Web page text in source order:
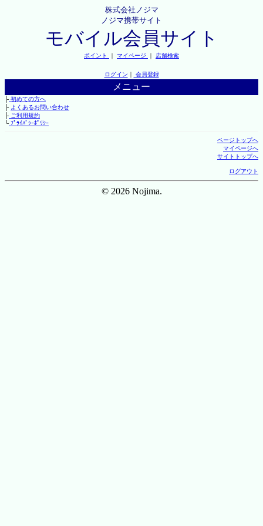
株式会社ノジマ
ノジマ携帯サイト
モバイル会員サイト
ポイント ｜ マイページ ｜ 店舗検索
ログイン ｜ 会員登録
メニュー
├初めての方へ
├ よくあるお問い合わせ
├ご利用規約
└ﾌﾟﾗｲﾊﾞｼｰﾎﾟﾘｼｰ
ページトップへ
マイページへ
サイトトップへ
ログアウト
© 2026 Nojima.